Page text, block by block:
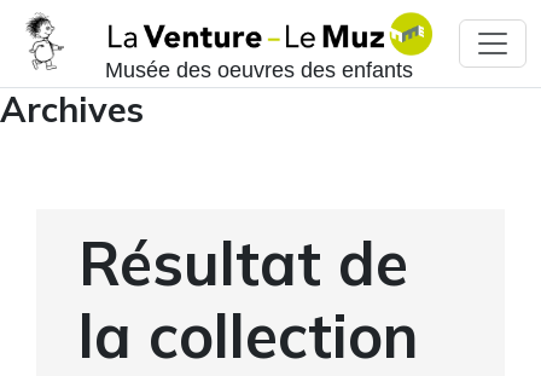
Musée des oeuvres des enfants
Archives
Résultat de
la collection